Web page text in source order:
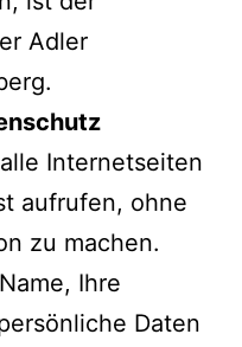
Adler
Internetseiten
aufrufen, ohne
zu machen.
Ihre
Daten